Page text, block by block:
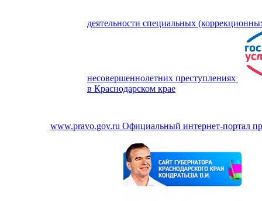
деятельности специальных
несовершеннолетних преступлениях
в Краснодарском крае
www.pravo.gov.ru Официальный интернет-портал